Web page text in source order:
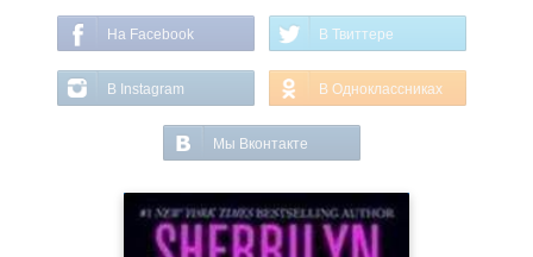
На Facebook В Твиттере
В Instagram В Одноклассниках
Мы Вконтакте